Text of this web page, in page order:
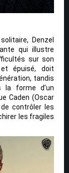
Denzel
qui illustre
sur son
et épuisé, doit
tandis
la forme d’un
Caden (Oscar
contrôler les
les fragiles